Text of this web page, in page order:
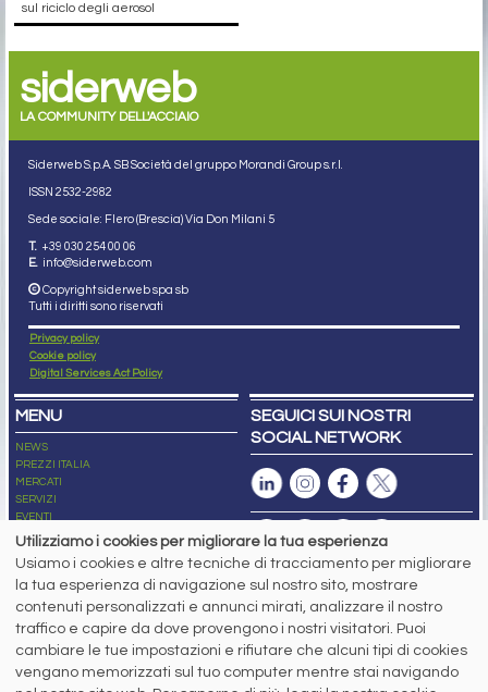
sul riciclo degli aerosol
siderweb
LA COMMUNITY DELL'ACCIAIO
Siderweb S.p.A. SB Società del gruppo Morandi Group s.r.l.
ISSN 2532-2982
Sede sociale: Flero (Brescia) Via Don Milani 5
T. +39 030 254 00 06
E. info@siderweb.com
Copyright siderweb spa sb
Tutti i diritti sono riservati
Privacy policy
Cookie policy
Digital Services Act Policy
MENU
NEWS
PREZZI ITALIA
MERCATI
SERVIZI
EVENTI
ABBONAMENTI
NEWSLETTER
SEGUICI SUI NOSTRI
SOCIAL NETWORK
Capitale Sociale: 190.000€ interamente versato
Registro delle Imprese di Brescia
Codice Fiscale e Partita I.V.A.:IT03562320170
R.E.A. n. 419331
www.siderweb.com: Autorizzazione del Tribunale di Brescia n. 11/2004 del 17
Utilizziamo i cookies per migliorare la tua esperienza
Usiamo i cookies e altre tecniche di tracciamento per migliorare
la tua esperienza di navigazione sul nostro sito, mostrare
contenuti personalizzati e annunci mirati, analizzare il nostro
traffico e capire da dove provengono i nostri visitatori. Puoi
cambiare le tue impostazioni e rifiutare che alcuni tipi di cookies
vengano memorizzati sul tuo computer mentre stai navigando